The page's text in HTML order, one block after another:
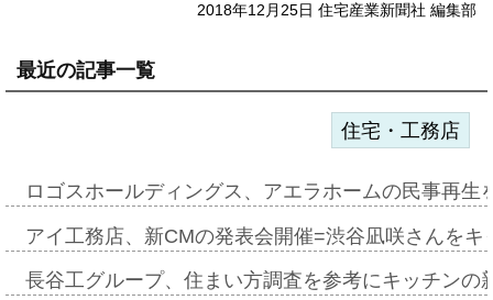
2018年12月25日 住宅産業新聞社 編集部
最近の記事一覧
住宅・工務店
ロゴスホールディングス、アエラホームの民事再
アイ工務店、新CMの発表会開催=渋谷凪咲さんを
長谷工グループ、住まい方調査を参考にキッチン